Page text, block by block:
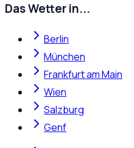
Das Wetter in...
Berlin
München
Frankfurt am Main
Wien
Salzburg
Genf